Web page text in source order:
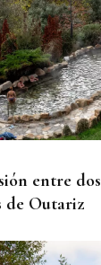
entre
de Outariz